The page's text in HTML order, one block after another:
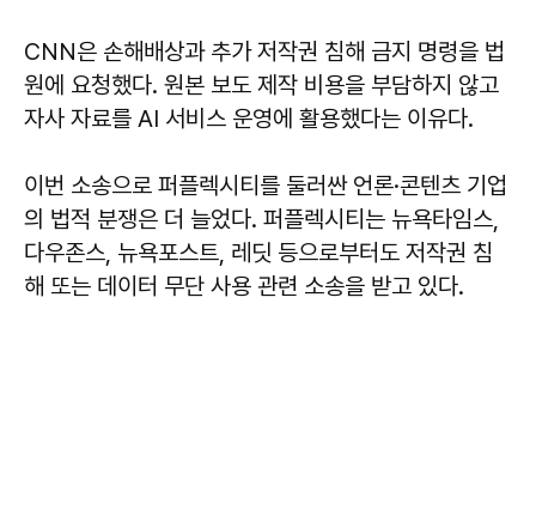
CNN은 손해배상과 추가 저작권 침해 금지 명령을 법
원에 요청했다. 원본 보도 제작 비용을 부담하지 않고
자사 자료를 AI 서비스 운영에 활용했다는 이유다.
이번 소송으로 퍼플렉시티를 둘러싼 언론·콘텐츠 기업
의 법적 분쟁은 더 늘었다. 퍼플렉시티는 뉴욕타임스,
다우존스, 뉴욕포스트, 레딧 등으로부터도 저작권 침
해 또는 데이터 무단 사용 관련 소송을 받고 있다.